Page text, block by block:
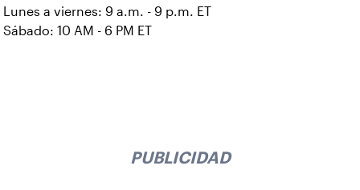
Lunes a viernes: 9 a.m. - 9 p.m. ET
Sábado: 10 AM - 6 PM ET
PUBLICIDAD